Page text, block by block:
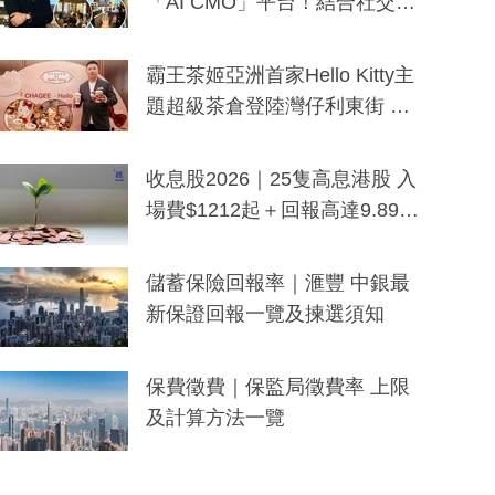
分鐘生成「貼地」宣傳短片
霸王茶姬亞洲首家Hello Kitty主
題超級茶倉登陸灣仔利東街 推
y及香港限定特調系列
收息股2026｜25隻高息港股 入
場費$1212起＋回報高達9.89
儲蓄保險回報率｜滙豐 中銀最
新保證回報一覽及揀選須知
保費徵費｜保監局徵費率 上限
及計算方法一覽